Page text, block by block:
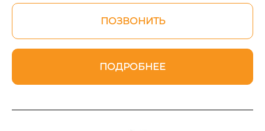
ПОЗВОНИТЬ
ПОДРОБНЕЕ